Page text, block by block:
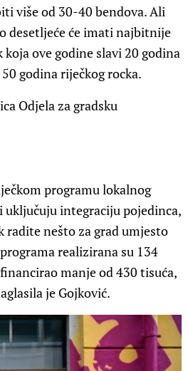
više od 30-40 bendova. Ali
desetljeće će imati najbitnije
ove godine slavi 20 godina
godina riječkog rocka.
Odjela za gradsku
programu lokalnog
integraciju pojedinca,
radite nešto za grad umjesto
realizirana su 134
manje od 430 tisuća,
je Gojković.